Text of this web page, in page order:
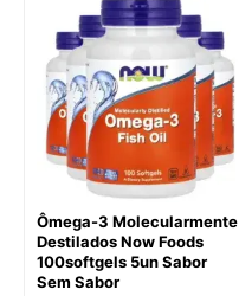
Ômega-3 Molecularmente
Destilados Now Foods
100softgels 5un Sabor
Sem Sabor